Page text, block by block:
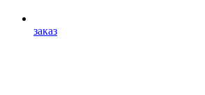
заказ